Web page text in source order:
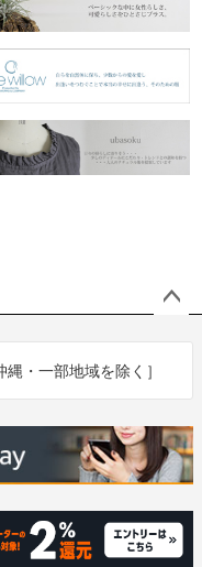
へ
縄・一部地域を除く］